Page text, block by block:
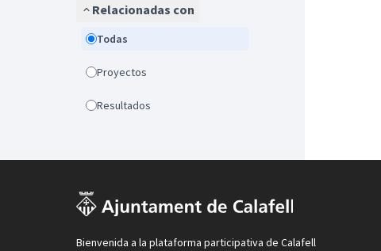
Relacionadas con
Todas
Proyectos
Resultados
Bienvenida a la plataforma participativa de Calafell